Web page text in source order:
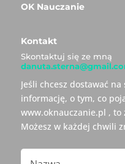
OK Nauczanie
Kontakt
Skontaktuj się ze mną
Jeśli chcesz dostawać
informację, o tym, co
www.oknauczanie.pl , to
Możesz w każdej chwili